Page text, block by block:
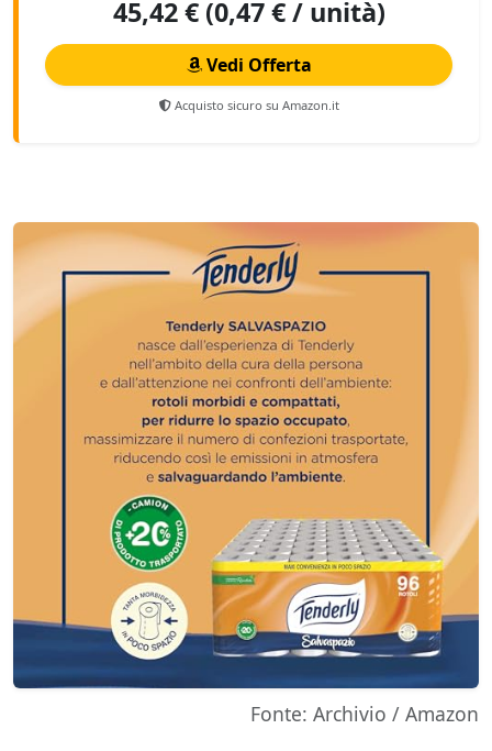
45,42 € (0,47 € / unità)
Vedi Offerta
Acquisto sicuro su Amazon.it
Fonte: Archivio / Amazon